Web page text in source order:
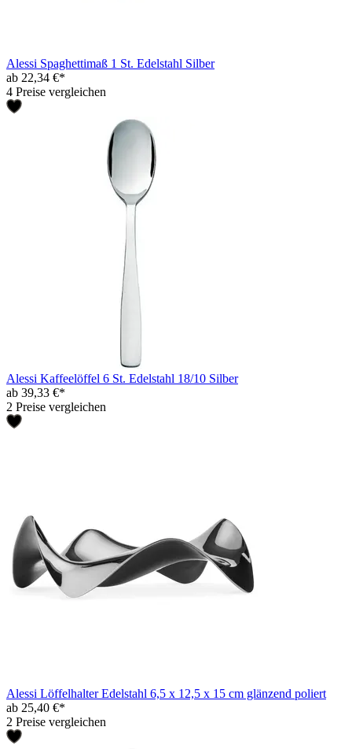
Alessi Spaghettimaß 1 St. Edelstahl Silber
ab 22,34 €*
4 Preise vergleichen
Alessi Kaffeelöffel 6 St. Edelstahl 18/10 Silber
ab 39,33 €*
2 Preise vergleichen
Alessi Löffelhalter Edelstahl 6,5 x 12,5 x 15 cm glänzend poliert
ab 25,40 €*
2 Preise vergleichen